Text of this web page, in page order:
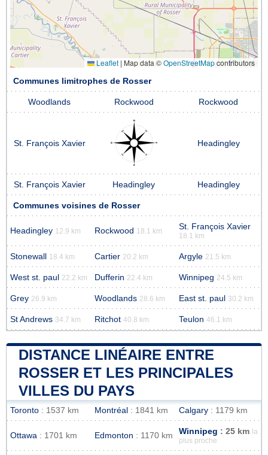
Leaflet | Map data ©OpenStreetMapcontributors
Communes limitrophes de Rosser
Woodlands Rockwood Rockwood
St. François Xavier Headingley
St. François Xavier Headingley Headingley
Communes voisines de Rosser
Headingley 12.9 km Rockwood 18.1 km St. François Xavier
18.1 km
Stonewall 18.4 km Cartier 20.2 km Argyle 21.5 km
West st. paul 22.2 km Dufferin 22.4 km Winnipeg 24.5 km
Grey 26.9 km Woodlands 28.6 km East st. paul 30.2 km
St Andrews 34.7 km Ritchot 40.8 km Teulon 46.1 km
DISTANCE LINÉAIRE ENTRE
ROSSER ET LES PRINCIPALES
VILLES DU PAYS
Toronto : 1537 km Montréal : 1841 km Calgary : 1179 km
Ottawa : 1701 km Edmonton : 1170 km Winnipeg : 25 km
la
plus proche